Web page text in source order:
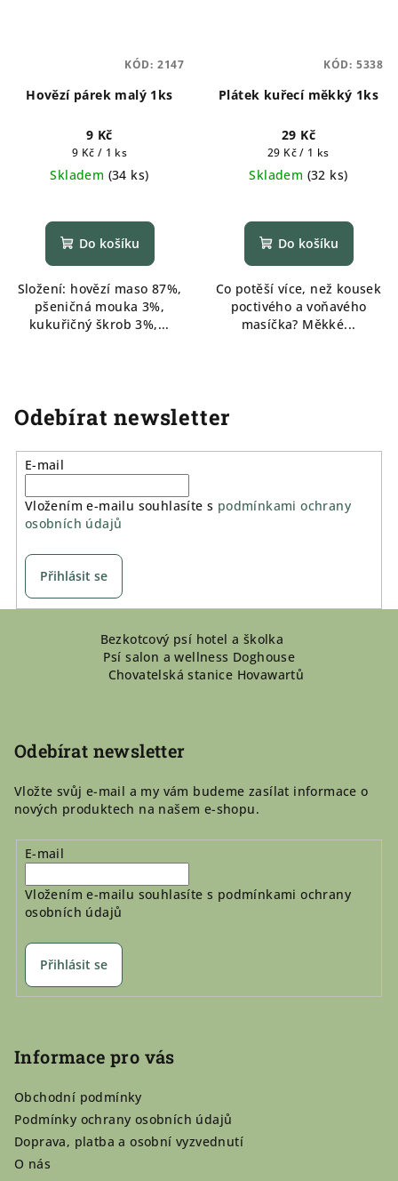
Hovězí párek malý 1ks
9 Kč
Měrná
cena:
9 Kč / 1 ks
Skladem (34 ks)
Do košíku
Složení: hovězí maso 87%,
pšeničná mouka 3%,
kukuřičný škrob 3%,...
KÓD: 2147
Plátek kuřecí měkký 1ks
29 Kč
Měrná
cena:
29 Kč / 1 ks
Skladem (32 ks)
Do košíku
Co potěší více, než kousek
poctivého a voňavého
masíčka? Měkké...
KÓD: 5338
Odebírat newsletter
E-mail
Vložením e-mailu souhlasíte s podmínkami ochrany
osobních údajů
Přihlásit se
Bezkotcový psí hotel a školka
Psí salon a wellness Doghouse
Chovatelská stanice Hovawartů
Odebírat newsletter
Vložte svůj e-mail a my vám budeme zasílat informace o
nových produktech na našem e-shopu.
E-mail
Vložením e-mailu souhlasíte s podmínkami ochrany
osobních údajů
Přihlásit se
Informace pro vás
Obchodní podmínky
Podmínky ochrany osobních údajů
Doprava, platba a osobní vyzvednutí
O nás